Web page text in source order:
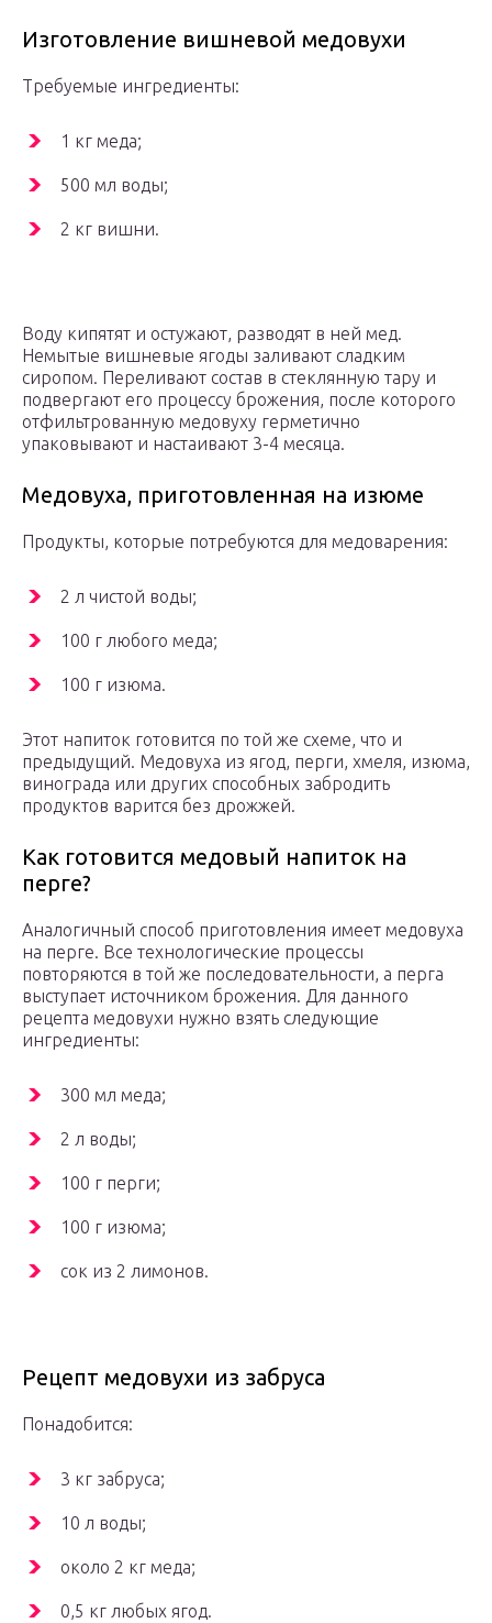
Изготовление вишневой медовухи
Требуемые ингредиенты:
1 кг меда;
500 мл воды;
2 кг вишни.
Воду кипятят и остужают, разводят в ней мед.
Немытые вишневые ягоды заливают сладким
сиропом. Переливают состав в стеклянную тару и
подвергают его процессу брожения, после которого
отфильтрованную медовуху герметично
упаковывают и настаивают 3-4 месяца.
Медовуха, приготовленная на изюме
Продукты, которые потребуются для медоварения:
2 л чистой воды;
100 г любого меда;
100 г изюма.
Этот напиток готовится по той же схеме, что и
предыдущий. Медовуха из ягод, перги, хмеля, изюма,
винограда или других способных забродить
продуктов варится без дрожжей.
Как готовится медовый напиток на
перге?
Аналогичный способ приготовления имеет медовуха
на перге. Все технологические процессы
повторяются в той же последовательности, а перга
выступает источником брожения. Для данного
рецепта медовухи нужно взять следующие
ингредиенты:
300 мл меда;
2 л воды;
100 г перги;
100 г изюма;
сок из 2 лимонов.
Рецепт медовухи из забруса
Понадобится:
3 кг забруса;
10 л воды;
около 2 кг меда;
0,5 кг любых ягод.